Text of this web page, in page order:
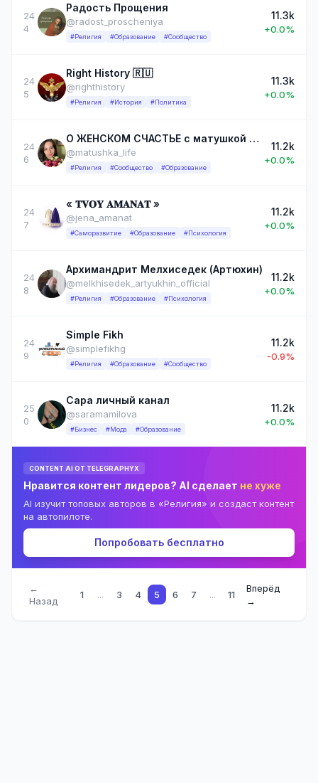
24
4
Радость Прощения
@radost_proscheniya
#Религия #Образование #Сообщество
11.3k
+0.0%
24
5
Right History 🇷🇺
@righthistory
#Религия #История #Политика
11.3k
+0.0%
24
6
О ЖЕНСКОМ СЧАСТЬЕ с матушкой Юлией Мартыненко
@matushka_life
#Религия #Сообщество #Образование
11.2k
+0.0%
24
7
« 𝐓𝐕𝐎𝐘 𝐀𝐌𝐀𝐍𝐀𝐓 »
@jena_amanat
#Саморазвитие #Образование #Психология
11.2k
+0.0%
24
8
Архимандрит Мелхиседек (Артюхин)
@melkhisedek_artyukhin_official
#Религия #Образование #Психология
11.2k
+0.0%
24
9
Simple Fikh
@simplefikhg
#Религия #Образование #Сообщество
11.2k
-0.9%
25
0
Сара личный канал
@saramamilova
#Бизнес #Мода #Образование
11.2k
+0.0%
CONTENT AI ОТ TELEGRAPHYX
Нравится контент лидеров? AI сделает не хуже
AI изучит топовых авторов в «Религия» и создаст контент
на автопилоте.
Попробовать бесплатно
←
Назад
1 ... 3 4 5 6 7 ... 11
Вперёд
→